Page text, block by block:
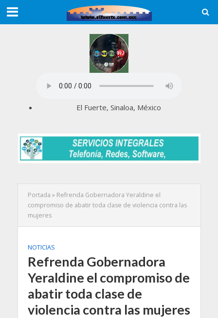
El Fuerte, Sinaloa, México
Portada » Refrenda Gobernadora Yeraldine el
compromiso de abatir toda clase de violencia contra las
mujeres
NOTICIAS
Refrenda Gobernadora
Yeraldine el compromiso de
abatir toda clase de
violencia contra las mujeres